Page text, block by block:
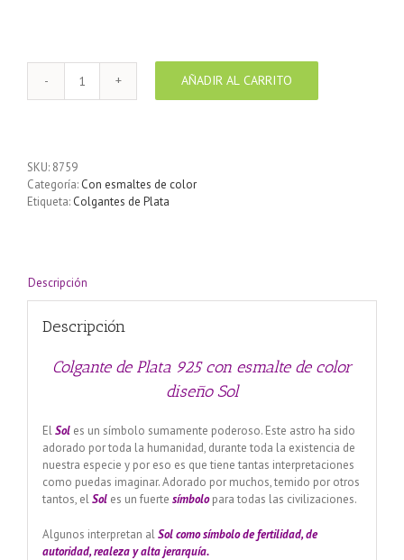
Colgante
de
de
color
AÑADIR AL CARRITO
SKU: 8759
Categoría: Con esmaltes de color
Etiqueta: Colgantes de Plata
Descripción
Descripción
Colgante de Plata 925 con esmalte de color
diseño Sol
ElSoles un símbolo sumamente poderoso. Este astro ha sido
adorado por toda la humanidad, durante toda la existencia de
nuestra especie y por eso es que tiene tantas interpretaciones
como puedas imaginar. Adorado por muchos, temido por otros
tantos, elSol es un fuerte símbolopara todas las civilizaciones.
Algunos interpretan alSol como símbolo de fertilidad, de
autoridad, realeza y alta jerarquía.